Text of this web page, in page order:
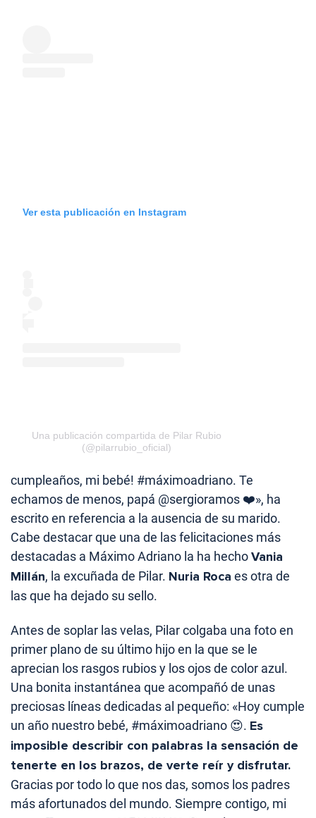
Ver esta publicación en Instagram
Una publicación compartida de Pilar Rubio
(@pilarrubio_oficial)
cumpleaños, mi bebé! #máximoadriano. Te
echamos de menos, papá @sergioramos ❤️», ha
escrito en referencia a la ausencia de su marido.
Cabe destacar que una de las felicitaciones más
destacadas a Máximo Adriano la ha hechoVania
Millán, la excuñada de Pilar. Nuria Roca es otra de
las que ha dejado su sello.
Antes de soplar las velas, Pilar colgaba una foto en
primer plano de su último hijo en la que se le
aprecian los rasgos rubios y los ojos de color azul.
Una bonita instantánea que acompañó de unas
preciosas líneas dedicadas al pequeño: «Hoy cumple
un año nuestro bebé, #máximoadriano 😍. Es
imposible describir con palabras la sensación de
tenerte en los brazos, de verte reír y disfrutar.
Gracias por todo lo que nos das, somos los padres
más afortunados del mundo. Siempre contigo, mi